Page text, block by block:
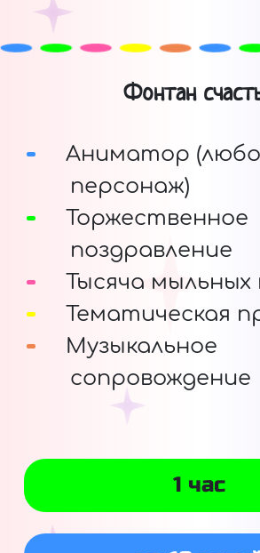
Фонтан
Аниматор
персонаж)
Торжественное
поздравление
Тысяча мыльных
Тематическая
Музыкальное
сопровождение
1 час